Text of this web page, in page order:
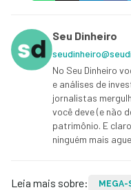
Seu Dinheiro
No Seu Dinheiro
e análises de
jornalistas
você deve (e não
patrimônio. E
ninguém mais
Leia mais sobre: MEGA-